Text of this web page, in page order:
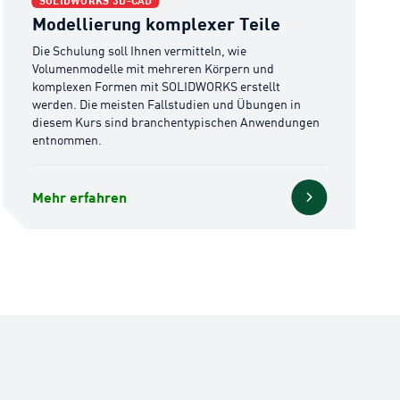
Modellierung komplexer Teile
Die Schulung soll Ihnen vermitteln, wie
Volumenmodelle mit mehreren Körpern und
komplexen Formen mit SOLIDWORKS erstellt
werden. Die meisten Fallstudien und Übungen in
diesem Kurs sind branchentypischen Anwendungen
entnommen.
Mehr erfahren